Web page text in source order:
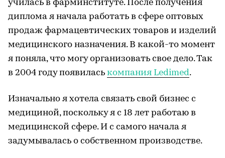
училась в фарминституте. После получения
диплома я начала работать в сфере оптовых
продаж фармацевтических товаров и изделий
медицинского назначения. В какой-то момент
я поняла, что могу организовать свое дело. Так
в 2004 году появилась компания Ledimed.
Изначально я хотела связать свой бизнес с
медициной, поскольку я с 18 лет работаю в
медицинской сфере. И с самого начала я
задумывалась о собственном производстве.